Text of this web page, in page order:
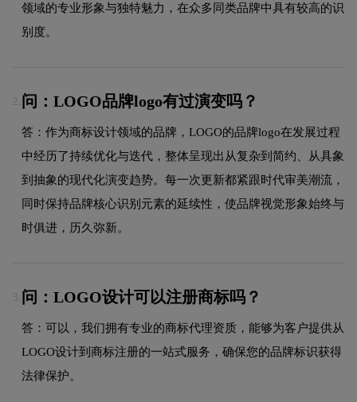
领域的专业形象与独特魅力，在众多同类品牌中具有较高的识
别度。
2. 问：LOGO品牌logo有过演变吗？
答：作为商标设计领域的品牌，LOGO的品牌logo在发展过程
中经历了持续优化与迭代，整体呈现出从复杂到简约、从具象
到抽象的现代化演变趋势。每一次更新都紧跟时代审美潮流，
同时保持品牌核心识别元素的延续性，使品牌视觉形象始终与
时俱进，历久弥新。
3. 问：LOGO设计可以注册商标吗？
答：可以，我们拥有专业的商标代理资质，能够为客户提供从
LOGO设计到商标注册的一站式服务，确保您的品牌标识获得
法律保护。